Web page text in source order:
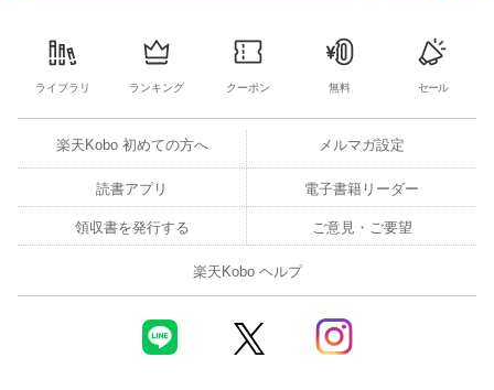
ライブラリ ランキング クーポン 無料 セール
楽天Kobo 初めての方へ メルマガ設定
読書アプリ 電子書籍リーダー
領収書を発行する ご意見・ご要望
楽天Kobo ヘルプ